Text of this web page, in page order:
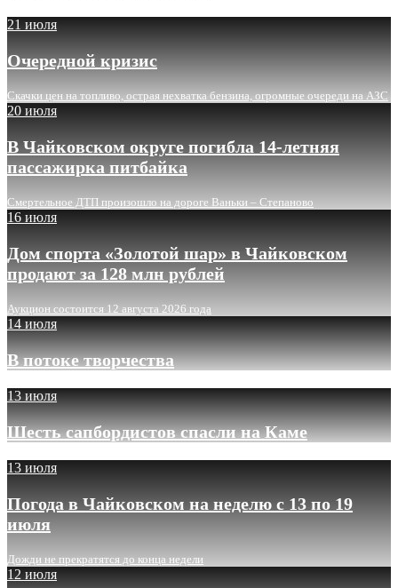
21 июля
Очередной кризис
Скачки цен на топливо, острая нехватка бензина, огромные очереди на АЗС
20 июля
В Чайковском округе погибла 14-летняя
пассажирка питбайка
Смертельное ДТП произошло на дороге Ваньки – Степаново
16 июля
Дом спорта «Золотой шар» в Чайковском
продают за 128 млн рублей
Аукцион состоится 12 августа 2026 года
14 июля
В потоке творчества
13 июля
Шесть сапбордистов спасли на Каме
13 июля
Погода в Чайковском на неделю с 13 по 19
июля
Дожди не прекратятся до конца недели
12 июля